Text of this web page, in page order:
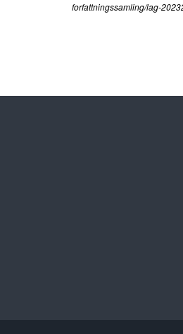
forfattningssamling/lag-